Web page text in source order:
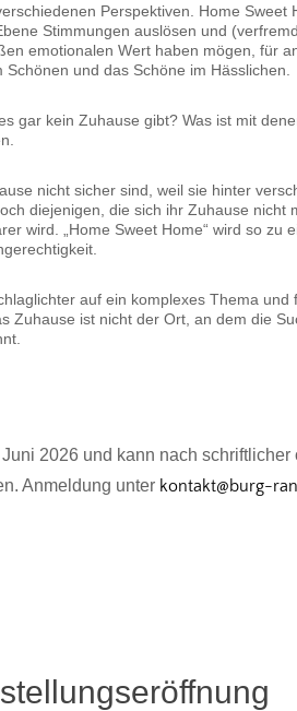
Perspektiven. Home Sweet
Stimmungen auslösen und
emotionalen Wert haben mögen, für
und das Schöne im Hässlichen.
gar kein Zuhause gibt? Was ist mit
nicht sicher sind, weil sie hinter
diejenigen, die sich ihr Zuhause nicht
wird. „Home Sweet Home“ wird so zu
auf ein komplexes Thema und
Zuhause ist nicht der Ort, an dem die
2026 und kann nach schriftlicher
Anmeldung unter kontakt@burg-